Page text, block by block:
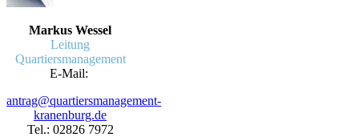
Markus Wessel
Leitung
Quartiersmanagement
E-Mail:
antrag@quartiersmanagement-
kranenburg.de
Tel.: 02826 7972